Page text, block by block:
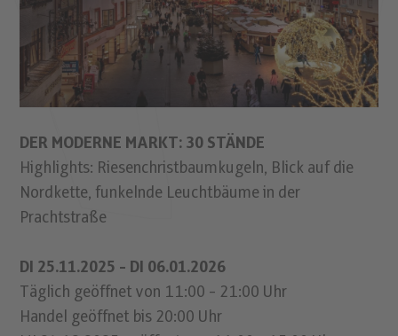
DER MODERNE MARKT: 30 STÄNDE
Highlights: Riesenchristbaumkugeln, Blick auf die
Nordkette, funkelnde Leuchtbäume in der
Prachtstraße
DI 25.11.2025 - DI 06.01.2026
Täglich geöffnet von 11:00 - 21:00 Uhr
Handel geöffnet bis 20:00 Uhr